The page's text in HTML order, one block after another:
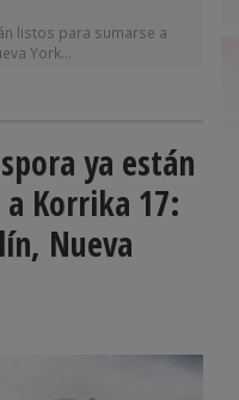
listos para sumarse a
York...
ya están
Korrika 17:
Nueva